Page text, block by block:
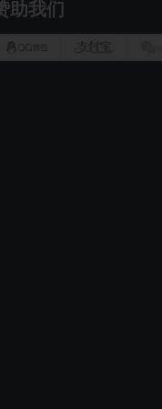
助我们